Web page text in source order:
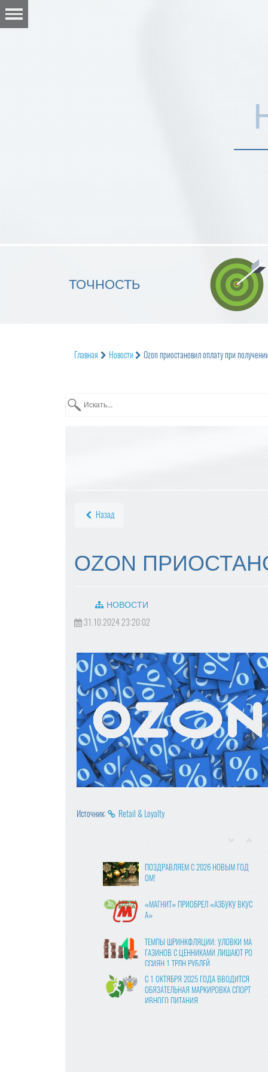
ТОЧНОСТЬ
Главная Новости Ozon приостановил оплату при
Назад
OZON
НОВОСТИ
31.10.2024 23:20:02
Источник: Retail & Loyalty
ПОЗДРАВЛЯЕМ С 2026 НОВЫМ ГОД
ОМ!
«МАГНИТ» ПРИОБРЕЛ «АЗБУКУ ВКУС
А»
ТЕМПЫ ШРИНКФЛЯЦИИ: УЛОВКИ МА
ГАЗИНОВ С ЦЕННИКАМИ ЛИШАЮТ РО
ССИЯН 1 ТРЛН РУБЛЕЙ
С 1 ОКТЯБРЯ 2025 ГОДА ВВОДИТСЯ
ОБЯЗАТЕЛЬНАЯ МАРКИРОВКА СПОРТ
ИВНОГО ПИТАНИЯ